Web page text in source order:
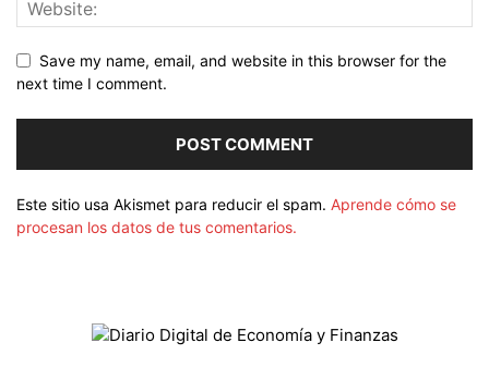
Save my name, email, and website in this browser for the
next time I comment.
Este sitio usa Akismet para reducir el spam. Aprende cómo se
procesan los datos de tus comentarios.